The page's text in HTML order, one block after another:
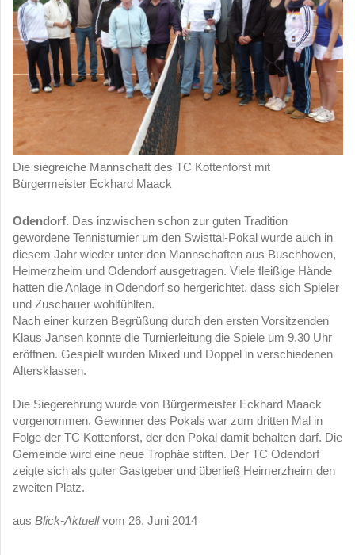
Die siegreiche Mannschaft des TC Kottenforst mit
Bürgermeister Eckhard Maack
Odendorf. Das inzwischen schon zur guten Tradition
gewordene Tennisturnier um den Swisttal-Pokal wurde auch in
diesem Jahr wieder unter den Mannschaften aus Buschhoven,
Heimerzheim und Odendorf ausgetragen. Viele fleißige Hände
hatten die Anlage in Odendorf so hergerichtet, dass sich Spieler
und Zuschauer wohlfühlten.
Nach einer kurzen Begrüßung durch den ersten Vorsitzenden
Klaus Jansen konnte die Turnierleitung die Spiele um 9.30 Uhr
eröffnen. Gespielt wurden Mixed und Doppel in verschiedenen
Altersklassen.
Die Siegerehrung wurde von Bürgermeister Eckhard Maack
vorgenommen. Gewinner des Pokals war zum dritten Mal in
Folge der TC Kottenforst, der den Pokal damit behalten darf. Die
Gemeinde wird eine neue Trophäe stiften. Der TC Odendorf
zeigte sich als guter Gastgeber und überließ Heimerzheim den
zweiten Platz.
aus Blick-Aktuellvom 26. Juni 2014